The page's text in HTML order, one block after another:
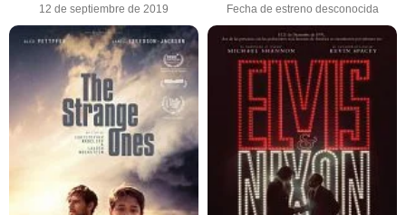
12 de septiembre de 2019 Fecha de estreno desconocida